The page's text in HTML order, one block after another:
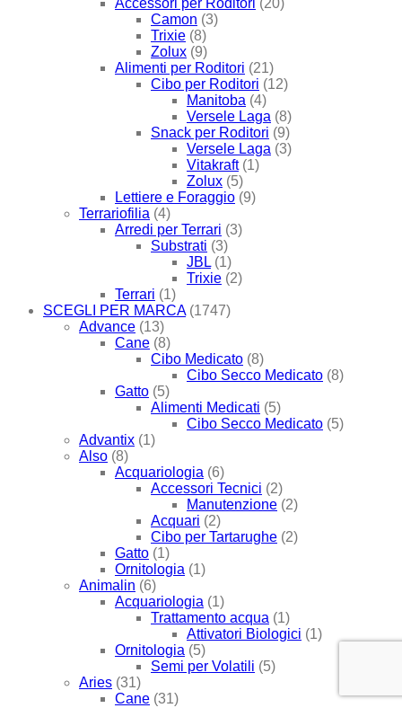
Accessori per Roditori (20)
Camon (3)
Trixie (8)
Zolux (9)
Alimenti per Roditori (21)
Cibo per Roditori (12)
Manitoba (4)
Versele Laga (8)
Snack per Roditori (9)
Versele Laga (3)
Vitakraft (1)
Zolux (5)
Lettiere e Foraggio (9)
Terrariofilia (4)
Arredi per Terrari (3)
Substrati (3)
JBL (1)
Trixie (2)
Terrari (1)
SCEGLI PER MARCA (1747)
Advance (13)
Cane (8)
Cibo Medicato (8)
Cibo Secco Medicato (8)
Gatto (5)
Alimenti Medicati (5)
Cibo Secco Medicato (5)
Advantix (1)
Also (8)
Acquariologia (6)
Accessori Tecnici (2)
Manutenzione (2)
Acquari (2)
Cibo per Tartarughe (2)
Gatto (1)
Ornitologia (1)
Animalin (6)
Acquariologia (1)
Trattamento acqua (1)
Attivatori Biologici (1)
Ornitologia (5)
Semi per Volatili (5)
Aries (31)
Cane (31)